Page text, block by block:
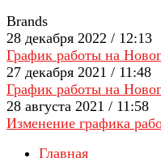
Brands
28 декабря 2022 / 12:13
График работы на
27 декабря 2021 / 11:48
График работы на
28 августа 2021 / 11:58
Изменение графика
Главная